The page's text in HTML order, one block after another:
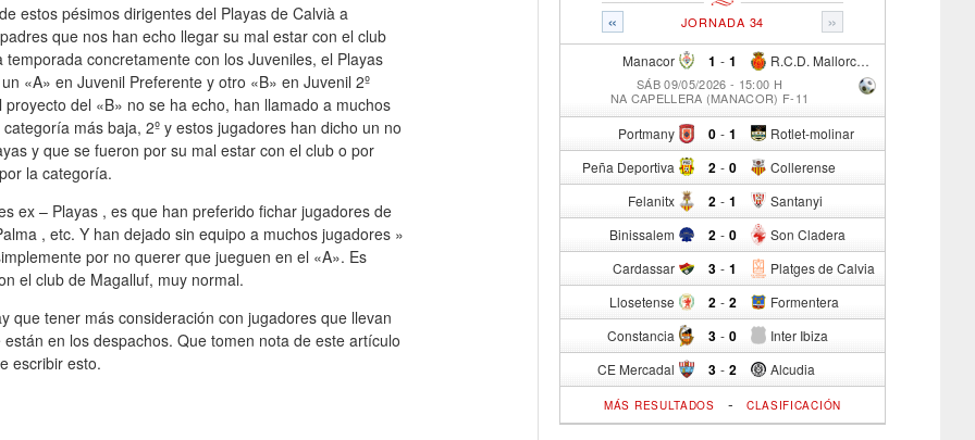
estos pésimos dirigentes del Playas de Calvià a
que nos han echo llegar su mal estar con el club
temporada concretamente con los Juveniles, el Playas
«A» en Juvenil Preferente y otro «B» en Juvenil 2º
proyecto del «B» no se ha echo, han llamado a muchos
más baja, 2º y estos jugadores han dicho un no
y que se fueron por su mal estar con el club o por
la categoría.
ex – Playas , es que han preferido fichar jugadores de
, etc. Y han dejado sin equipo a muchos jugadores »
por no querer que jueguen en el «A». Es
el club de Magalluf, muy normal.
que tener más consideración con jugadores que llevan
en los despachos. Que tomen nota de este artículo
escribir esto.
« »
JORNADA 34
Manacor 1 - R.C.D. Mallorca Sad "B"
1
SÁB 09/05/2026 - 15:00 H
NA CAPELLERA (MANACOR) F-11
Portmany 0 - Rotlet-molinar
1
Peña Deportiva 2 - Collerense
0
Felanitx 2 - Santanyi
1
Binissalem 2 - Son Cladera
0
Cardassar 3 - Platges de Calvia
1
Llosetense 2 - Formentera
2
Constancia 3 - Inter Ibiza
0
CE Mercadal 3 - Alcudia
2
MÁS RESULTADOS - CLASIFICACIÓN